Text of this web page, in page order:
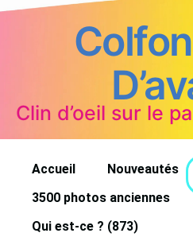
Clin d’oeil sur le
Accueil
Nouveautés
3500 photos anciennes
Qui est-ce ? (873)